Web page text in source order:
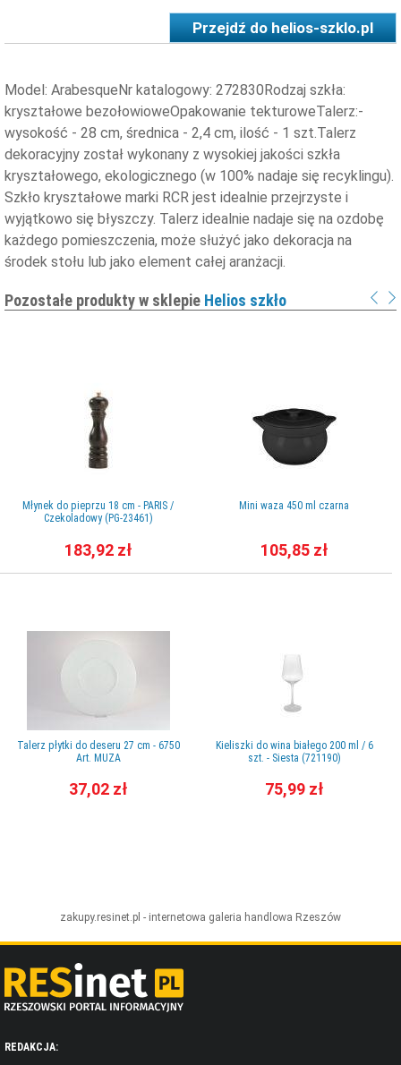
Przejdź dohelios-szklo.pl
Model: ArabesqueNr katalogowy: 272830Rodzaj szkła:
kryształowe bezołowioweOpakowanie tekturoweTalerz:-
wysokość - 28 cm, średnica - 2,4 cm, ilość - 1 szt.Talerz
dekoracyjny został wykonany z wysokiej jakości szkła
kryształowego, ekologicznego (w 100% nadaje się recyklingu).
Szkło kryształowe marki RCR jest idealnie przejrzyste i
wyjątkowo się błyszczy. Talerz idealnie nadaje się na ozdobę
każdego pomieszczenia, może służyć jako dekoracja na
środek stołu lub jako element całej aranżacji.
Pozostałe produkty w sklepie Helios szkło
Młynek do pieprzu 18 cm - PARIS /
Czekoladowy (PG-23461)
183,92 zł
Talerz płytki do deseru 27 cm - 6750
Art. MUZA
37,02 zł
Mini waza 450 ml czarna
105,85 zł
Kieliszki do wina białego 200 ml / 6
szt. - Siesta (721190)
75,99 zł
zakupy.resinet.pl - internetowa galeria handlowa Rzeszów
REDAKCJA: